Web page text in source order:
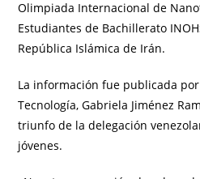
Olimpiada Internacional de
Estudiantes de Bachillerato
República Islámica de Irán.
La información fue publicada
Tecnología, Gabriela Jiménez
triunfo de la delegación
jóvenes.